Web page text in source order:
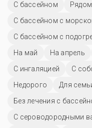
C бассейном
С бассейном с
С бассейном с
На май
На апрель
С ингаляцией
С
Недорого
Для
Без лечения с
С сероводородными